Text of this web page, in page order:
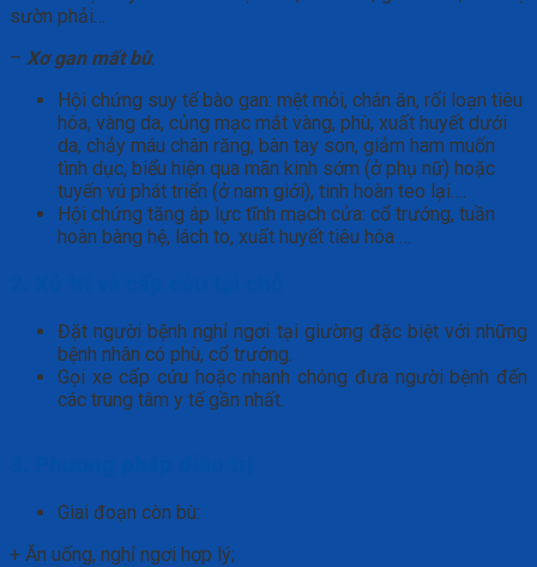
sườn phải…
– Xơ gan mất bù:
Hội chứng suy tế bào gan: mệt mỏi, chán ăn, rối loạn tiêu
hóa, vàng da, củng mạc mắt vàng, phù, xuất huyết dưới
da, chảy máu chân răng, bàn tay son, giảm ham muốn
tình dục, biểu hiện qua mãn kinh sớm (ở phụ nữ) hoặc
tuyến vú phát triển (ở nam giới), tinh hoàn teo lại….
Hội chứng tăng áp lực tĩnh mạch cửa: cổ trướng, tuần
hoàn bàng hệ, lách to, xuất huyết tiêu hóa …
Đặt người bệnh nghỉ ngơi tại giường đặc biệt với những
bệnh nhân có phù, cổ trướng.
Gọi xe cấp cứu hoặc nhanh chóng đưa người bệnh đến
các trung tâm y tế gần nhất.
Giai đoạn còn bù:
+ Ăn uống, nghỉ ngơi hợp lý;